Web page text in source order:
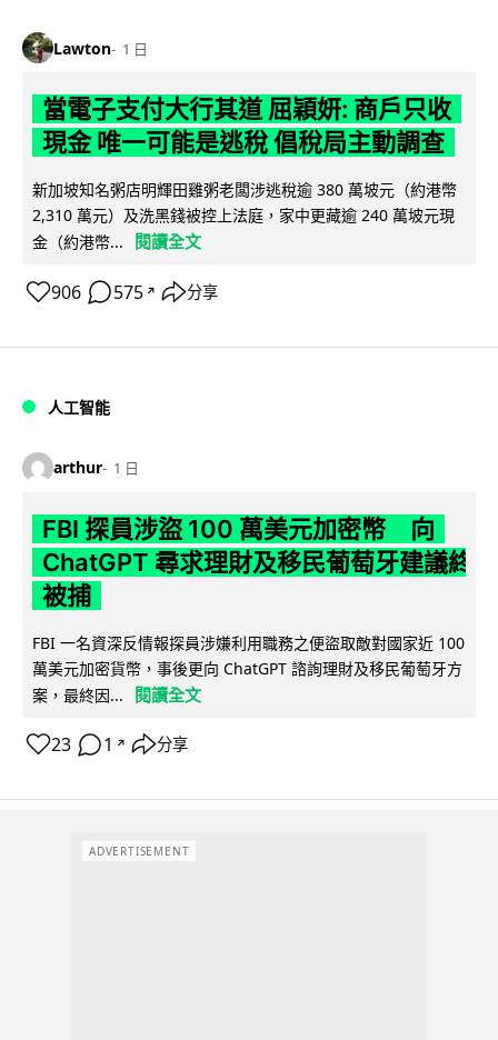
Lawton 1 日
當電子支付大行其道 屈穎妍: 商戶只收
現金 唯一可能是逃稅 倡稅局主動調查
新加坡知名粥店明輝田雞粥老闆涉逃稅逾 380 萬坡元（約港幣
2,310 萬元）及洗黑錢被控上法庭，家中更藏逾 240 萬坡元現
金（約港幣...
閱讀全文
906 575 ↗ 分享
人工智能
arthur 1 日
FBI 探員涉盜 100 萬美元加密幣 向
ChatGPT 尋求理財及移民葡萄牙建議終
被捕
FBI 一名資深反情報探員涉嫌利用職務之便盜取敵對國家近 100
萬美元加密貨幣，事後更向 ChatGPT 諮詢理財及移民葡萄牙方
案，最終因...
閱讀全文
23 1 ↗ 分享
ADVERTISEMENT